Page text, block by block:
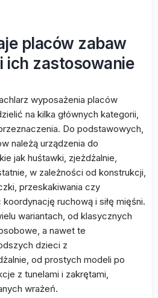
placów zabaw
ich zastosowanie
wyposażenia placów
na kilka głównych kategorii,
Do podstawowych,
należą urządzenia do
jak huśtawki, zjeżdżalnie,
w zależności od konstrukcji,
przeskakiwania czy
ruchową i siłę mięśni.
wariantach, od klasycznych
a nawet te
dzieci z
od prostych modeli po
z tunelami i zakrętami,
wrażeń.